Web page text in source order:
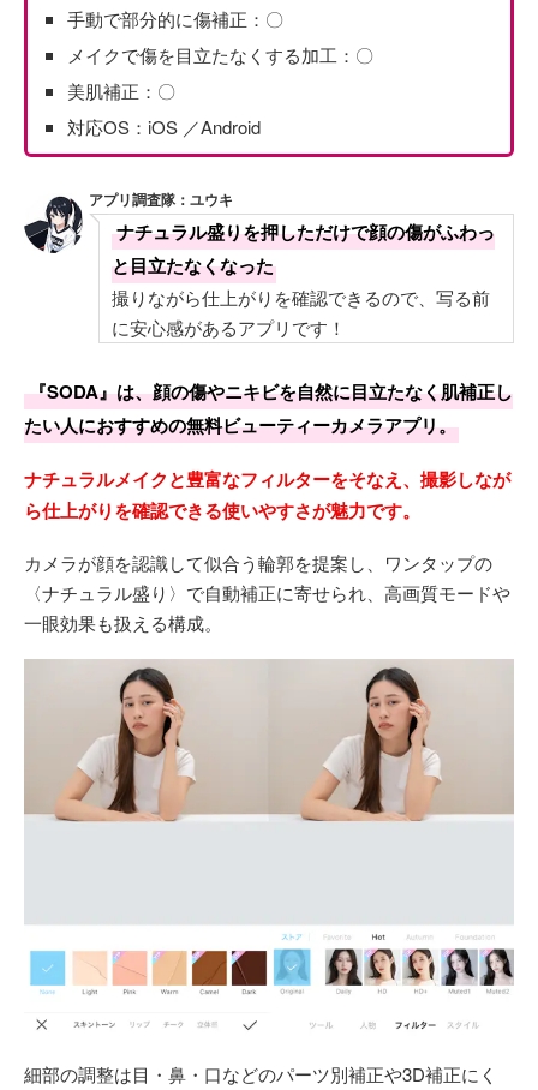
手動で部分的に傷補正：〇
メイクで傷を目立たなくする加工：〇
美肌補正：〇
対応OS：iOS ／Android
アプリ調査隊：ユウキ
ナチュラル盛りを押しただけで顔の傷がふわっ
と目立たなくなった
撮りながら仕上がりを確認できるので、写る前
に安心感があるアプリです！
『SODA』は、顔の傷やニキビを自然に目立たなく肌補正し
たい人におすすめの無料ビューティーカメラアプリ。
ナチュラルメイクと豊富なフィルターをそなえ、撮影しなが
ら仕上がりを確認できる使いやすさが魅力です。
カメラが顔を認識して似合う輪郭を提案し、ワンタップの
〈ナチュラル盛り〉で自動補正に寄せられ、高画質モードや
一眼効果も扱える構成。
細部の調整は目・鼻・口などのパーツ別補正や3D補正にく